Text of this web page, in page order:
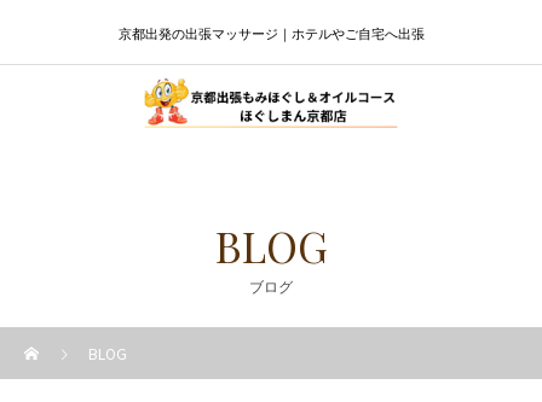
京都出発の出張マッサージ｜ホテルやご自宅へ出張
BLOG
ブログ
BLOG